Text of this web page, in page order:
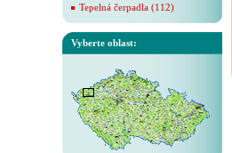
Tepelná čerpadla (112)
Vyberte oblast: